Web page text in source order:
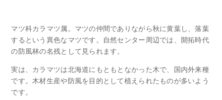
マツ科カラマツ属。マツの仲間でありながら秋に黄葉し、落葉
するという異色なマツです。自然センター周辺では、開拓時代
の防風林の名残として見られます。
実は、カラマツは北海道にもともとなかった木で、国内外来種
です。木材生産や防風を目的として植えられたものが多いよう
です。